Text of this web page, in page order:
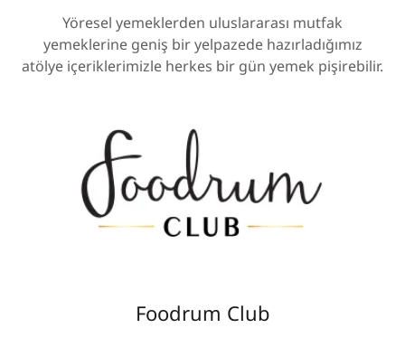
Yöresel yemeklerden uluslararası mutfak
yemeklerine geniş bir yelpazede hazırladığımız
atölye içeriklerimizle herkes bir gün yemek pişirebilir.
Foodrum Club